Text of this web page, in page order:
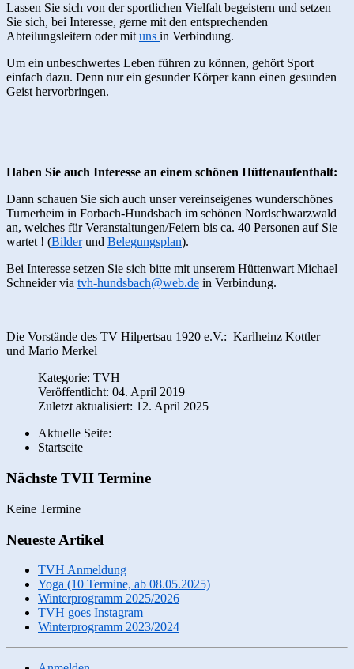
Lassen Sie sich von der sportlichen Vielfalt begeistern und setzen
Sie sich, bei Interesse, gerne mit den entsprechenden
Abteilungsleitern oder mituns in Verbindung.
Um ein unbeschwertes Leben führen zu können, gehört Sport
einfach dazu. Denn nur ein gesunder Körper kann einen gesunden
Geist hervorbringen.
Haben Sie auch Interesse an einem schönen Hüttenaufenthalt:
Dann schauen Sie sich auch unser vereinseigenes wunderschönes
Turnerheim in Forbach-Hundsbach im schönen Nordschwarzwald
an, welches für Veranstaltungen/Feiern bis ca. 40 Personen auf Sie
wartet ! (Bilderund Belegungsplan).
Bei Interesse setzen Sie sich bitte mit unserem Hüttenwart Michael
Schneider via tvh-hundsbach@web.de in Verbindung.
Die Vorstände des TV Hilpertsau 1920 e.V.: Karlheinz Kottler
und Mario Merkel
Kategorie: TVH
Veröffentlicht: 04. April 2019
Zuletzt aktualisiert: 12. April 2025
Aktuelle Seite:
Startseite
Nächste TVH Termine
Keine Termine
Neueste Artikel
TVH Anmeldung
Yoga (10 Termine, ab 08.05.2025)
Winterprogramm 2025/2026
TVH goes Instagram
Winterprogramm 2023/2024